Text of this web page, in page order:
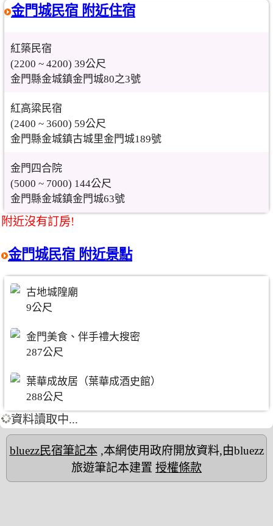
金門城民宿 附近住宿
紅築民宿
(2200 ~ 4200) 39公尺
金門縣金城鎮金門城80之3號
紅高粱民宿
(2400 ~ 3600) 59公尺
金門縣金城鎮古城里金門城189號
金門四合院
(5000 ~ 7000) 144公尺
金門縣金城鎮金門城63號
附近沒有訂房!
金門城民宿 附近景點
古地城隍廟
9公尺
金門美食、伴手禮大搜密
287公尺
葉華成故居（葉華成酒史館）
288公尺
資料讀取中...
bluezz民宿筆記本,本網使用政府開放資料,由bluezz
旅遊筆記本建置 授權條款